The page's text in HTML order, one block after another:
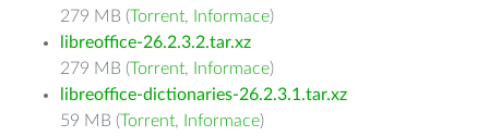
279 MB (Torrent, Informace)
libreoffice-26.2.3.2.tar.xz
279 MB (Torrent, Informace)
libreoffice-dictionaries-26.2.3.1.tar.xz
59 MB (Torrent, Informace)